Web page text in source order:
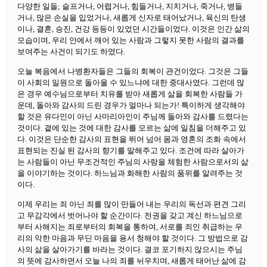
다양한 일들; 슬프거나, 어렵거나, 힘들거나, 지치거나, 죽거나, 병들
거나, 많은 손실을 입었거나, 새롭게 신자로 태어났거나, 육신의 탄생
이나, 결혼, 승진, 건강 등등이 있었던 시간들이었다. 이것은 인간 삶의
모습이며, 우리 안에서 깨어 있는 사람과 그렇지 못한 사람의 결과를
보여주는 사건이 되기도 하였다.
오늘 복음에서 나병환자들은 그들의 회복이 관건이었다. 그것은 그들
이 사회의 일원으로 돌아올 수 있느냐에 대한 중대사였다. 그런데 많
은 경우 예수님으로부터 치유를 받아 새롭게 삶을 회복한 사람들 가
운데, 돌아와 감사의 드린 경우가 얼마나 되는가! 특이하게 생각해야
할 것은 유다인이 아닌 사마리아인이 주님께 돌아와 감사를 드렸다는
것이다. 곁에 있는 것에 대한 감사를 모르는 삶에 일침을 더해주고 있
다. 이것은 단순한 감사의 표현을 뛰어 넘어 몸과 영혼의 조화 속에서
표현되는 진실 된 감사의 향기를 말해주고 있다. 조건에 따라 살아가
는 사람들이 아닌 무조건적인 주님의 사랑을 체험한 사람으로서의 삶
을 이야기하는 것이다. 하느님과 화해한 사람의 품위를 알려주는 것
이다.
이제 우리는 죄 아닌 죄를 많이 만들어 내는 우리의 독선과 편견 그리
고 무감각에서 벗어나야 할 순간이다. 전권을 갖고 계신 하느님으로
부터 사해지는 죄로부터의 회복을 통하여, 서로를 죄인 취급하는 우
리의 악한 마음과 무딘 마음을 용서 청해야 할 것이다. 그 방법으로 감
사의 삶을 살아가기를 바라는 것이다. 결코 포기하지 않으시는 주님
의 뜻에 감사하면서 오늘 나의 죄를 뉘우치며, 새롭게 태어난 삶에 감